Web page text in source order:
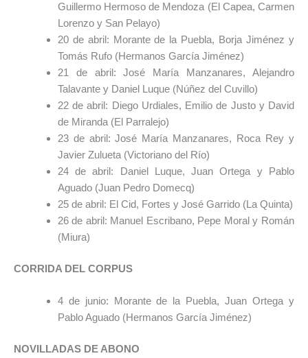
Guillermo Hermoso de Mendoza (El Capea, Carmen
Lorenzo y San Pelayo)
20 de abril: Morante de la Puebla, Borja Jiménez y
Tomás Rufo (Hermanos García Jiménez)
21 de abril: José María Manzanares, Alejandro
Talavante y Daniel Luque (Núñez del Cuvillo)
22 de abril: Diego Urdiales, Emilio de Justo y David
de Miranda (El Parralejo)
23 de abril: José María Manzanares, Roca Rey y
Javier Zulueta (Victoriano del Río)
24 de abril: Daniel Luque, Juan Ortega y Pablo
Aguado (Juan Pedro Domecq)
25 de abril: El Cid, Fortes y José Garrido (La Quinta)
26 de abril: Manuel Escribano, Pepe Moral y Román
(Miura)
CORRIDA DEL CORPUS
4 de junio: Morante de la Puebla, Juan Ortega y
Pablo Aguado (Hermanos García Jiménez)
NOVILLADAS DE ABONO